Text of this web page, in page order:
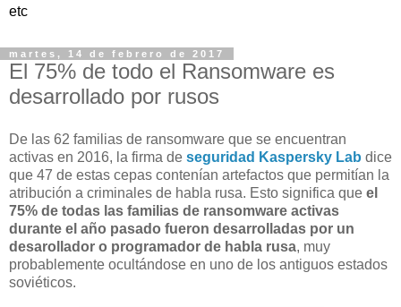
etc
martes, 14 de febrero de 2017
El 75% de todo el Ransomware es
desarrollado por rusos
De las 62 familias de ransomware que se encuentran
activas en 2016, la firma de seguridad Kaspersky Lab dice
que 47 de estas cepas contenían artefactos que permitían la
atribución a criminales de habla rusa. Esto significa que el
75% de todas las familias de ransomware activas
durante el año pasado fueron desarrolladas por un
desarollador o programador de habla rusa, muy
probablemente ocultándose en uno de los antiguos estados
soviéticos.